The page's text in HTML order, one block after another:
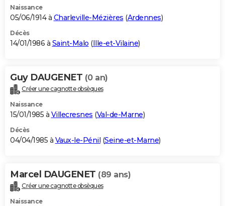
Naissance
05/06/1914 à Charleville-Mézières (Ardennes)
Décès
14/01/1986 à Saint-Malo (Ille-et-Vilaine)
Guy DAUGENET (0 an)
Créer une cagnotte obsèques
Naissance
15/01/1985 à Villecresnes (Val-de-Marne)
Décès
04/04/1985 à Vaux-le-Pénil (Seine-et-Marne)
Marcel DAUGENET (89 ans)
Créer une cagnotte obsèques
Naissance